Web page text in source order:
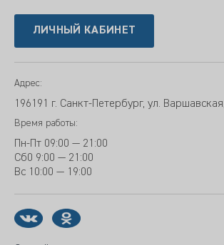
ЛИЧНЫЙ КАБИНЕТ
Адрес:
196191 г. Санкт-Петербург, ул.
Время работы:
Пн-Пт 09:00 — 21:00
Сб0 9:00 — 21:00
Вс 10:00 — 19:00